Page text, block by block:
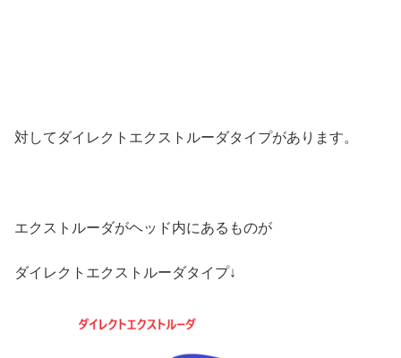
対してダイレクトエクストルーダタイプがあります。
エクストルーダがヘッド内にあるものが
ダイレクトエクストルーダタイプ↓